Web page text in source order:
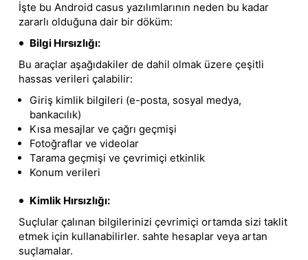
İşte bu Android casus yazılımlarının neden bu kadar
zararlı olduğuna dair bir döküm:
Bilgi Hırsızlığı:
Bu araçlar aşağıdakiler de dahil olmak üzere çeşitli
hassas verileri çalabilir:
Giriş kimlik bilgileri (e-posta, sosyal medya,
bankacılık)
Kısa mesajlar ve çağrı geçmişi
Fotoğraflar ve videolar
Tarama geçmişi ve çevrimiçi etkinlik
Konum verileri
Kimlik Hırsızlığı:
Suçlular çalınan bilgilerinizi çevrimiçi ortamda sizi taklit
etmek için kullanabilirler. sahte hesaplar veya artan
suçlamalar.